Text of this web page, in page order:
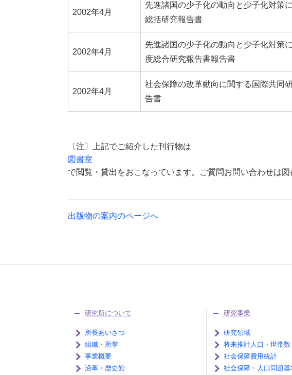
2002年4月
先進諸国の少子化の動向と少子化対
総括研究報告書
2002年4月
先進諸国の少子化の動向と少子化対
度総合研究報告書報告書
2002年4月
社会保障の改革動向に関する国際共同
告書
〔注〕上記でご紹介した刊行物は
図書室
で閲覧・貸出をおこなっています。ご質問お問い合わせは図
出版物の案内のページへ
研究所について
所長あいさつ
組織・所掌
事業概要
沿革・歴史館
研究事業
研究領域
将来推計人口・世帯数
社会保障費用統計
社会保障・人口問題基